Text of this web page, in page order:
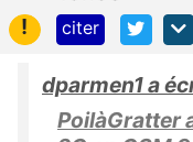
!
citer
dparmen1 a
PoilàGratter